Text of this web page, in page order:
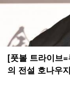
[풋볼 트라이브
의 전설 호나우